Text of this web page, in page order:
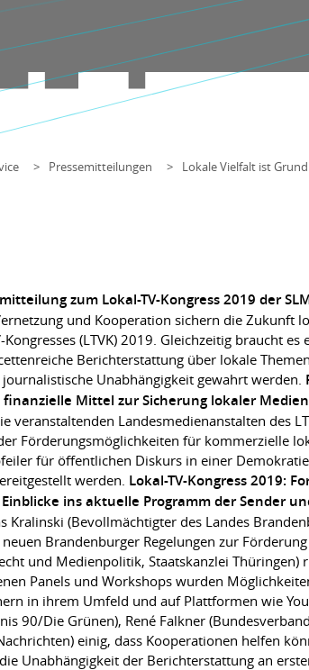
Pressemitteilungen Lokale Vielfalt ist
zum Lokal-TV-Kongress 2019 der
und Kooperation sichern die Zukunft
Kongresses (LTVK) 2019. Gleichzeitig braucht
Berichterstattung über lokale
Unabhängigkeit gewahrt werden.
Mittel zur Sicherung lokaler
veranstaltenden Landesmedienanstalten des
Förderungsmöglichkeiten für kommerzielle
für öffentlichen Diskurs in einer
werden. Lokal-TV-Kongress 2019:
ins aktuelle Programm der Sender
Kralinski (Bevollmächtigter des Landes
Brandenburger Regelungen zur
und Medienpolitik, Staatskanzlei
Panels und Workshops wurden
in ihrem Umfeld und auf Plattformen wie
90/Die Grünen), René Falkner
einig, dass Kooperationen helfen
Unabhängigkeit der Berichterstattung an